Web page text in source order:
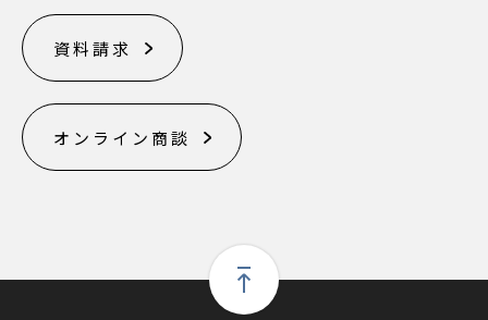
資料請求
オンライン商談